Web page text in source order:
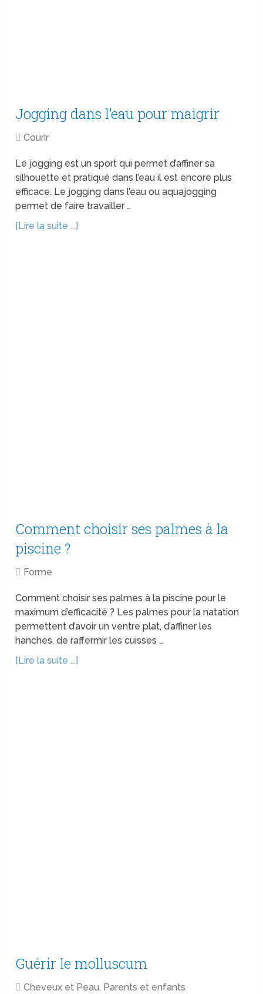
Jogging dans l’eau pour maigrir
Courir
Le jogging est un sport qui permet d’affiner sa
silhouette et pratiqué dans l’eau il est encore plus
efficace. Le jogging dans l’eau ou aquajogging
permet de faire travailler …
[Lire la suite ...]
Comment choisir ses palmes à la
piscine ?
Forme
Comment choisir ses palmes à la piscine pour le
maximum d’efficacité ? Les palmes pour la natation
permettent d’avoir un ventre plat, d’affiner les
hanches, de raffermir les cuisses …
[Lire la suite ...]
Guérir le molluscum
Cheveux et Peau, Parents et enfants